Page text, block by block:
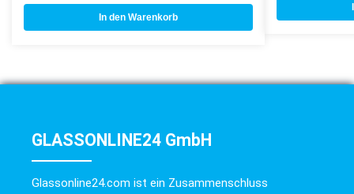
In den Warenkorb
GLASSONLINE24 GmbH
Glassonline24.com ist ein Zusammenschluss